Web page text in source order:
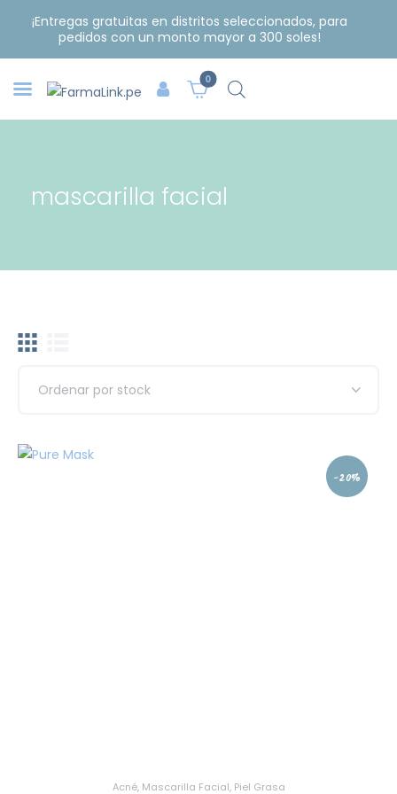
¡Entregas gratuitas en distritos seleccionados, para
pedidos con un monto mayor a 300 soles!
0
mascarilla facial
-20%
Acné, Mascarilla Facial, Piel Grasa